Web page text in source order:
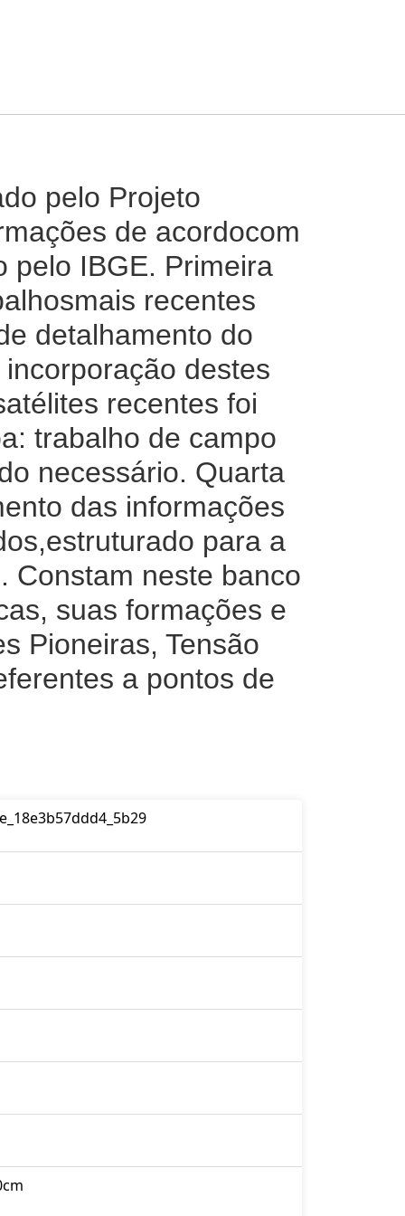
pelo Projeto
de acordocom
pelo IBGE. Primeira
recentes
detalhamento do
destes
recentes foi
trabalho de campo
necessário. Quarta
das informações
para a
Constam neste banco
suas formações e
Pioneiras, Tensão
a pontos de